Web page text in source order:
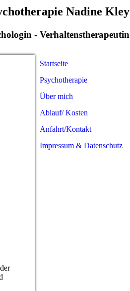
Nadine Kley
- Verhaltenstherapeutin
Startseite
Psychotherapie
Über mich
Ablauf/ Kosten
Anfahrt/Kontakt
Impressum & Datenschutz